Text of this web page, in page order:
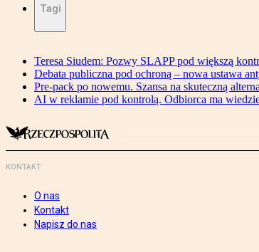
Tagi
Teresa Siudem: Pozwy SLAPP pod większą
Debata publiczna pod ochroną – nowa ustawa
Pre-pack po nowemu. Szansa na skuteczną
AI w reklamie pod kontrolą. Odbiorca ma
KONTAKT
O nas
Kontakt
Napisz do nas